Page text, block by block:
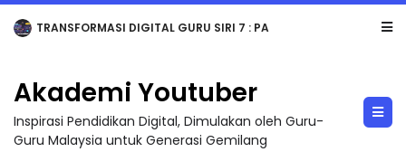
TRANSFORMASI DIGITAL GURU SIRI 7 : PAHLAWAN DIGITAL PENYELAMAT DUNIA
Akademi Youtuber
Inspirasi Pendidikan Digital, Dimulakan oleh Guru-
Guru Malaysia untuk Generasi Gemilang